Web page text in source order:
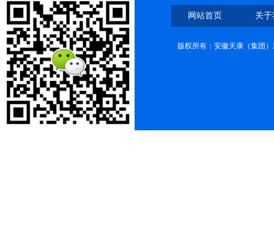
网站首页 关
版权所有：安徽天康（集团